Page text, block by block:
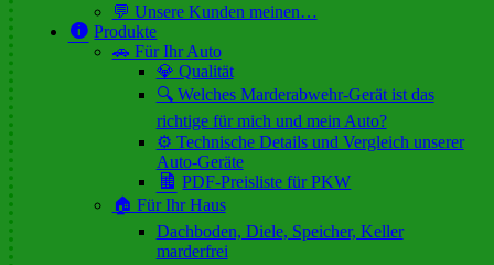
💬 Unsere Kunden meinen…
Produkte
🚗 Für Ihr Auto
💎 Qualität
🔍 Welches Marderabwehr-Gerät ist das
richtige für mich und mein Auto?
⚙️ Technische Details und Vergleich unserer
Auto-Geräte
PDF-Preisliste für PKW
🏠 Für Ihr Haus
Dachboden, Diele, Speicher, Keller
marderfrei